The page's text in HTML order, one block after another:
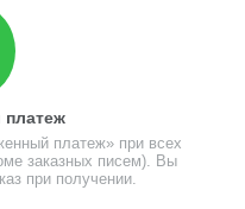
платеж» при всех
заказных писем). Вы
при получении.